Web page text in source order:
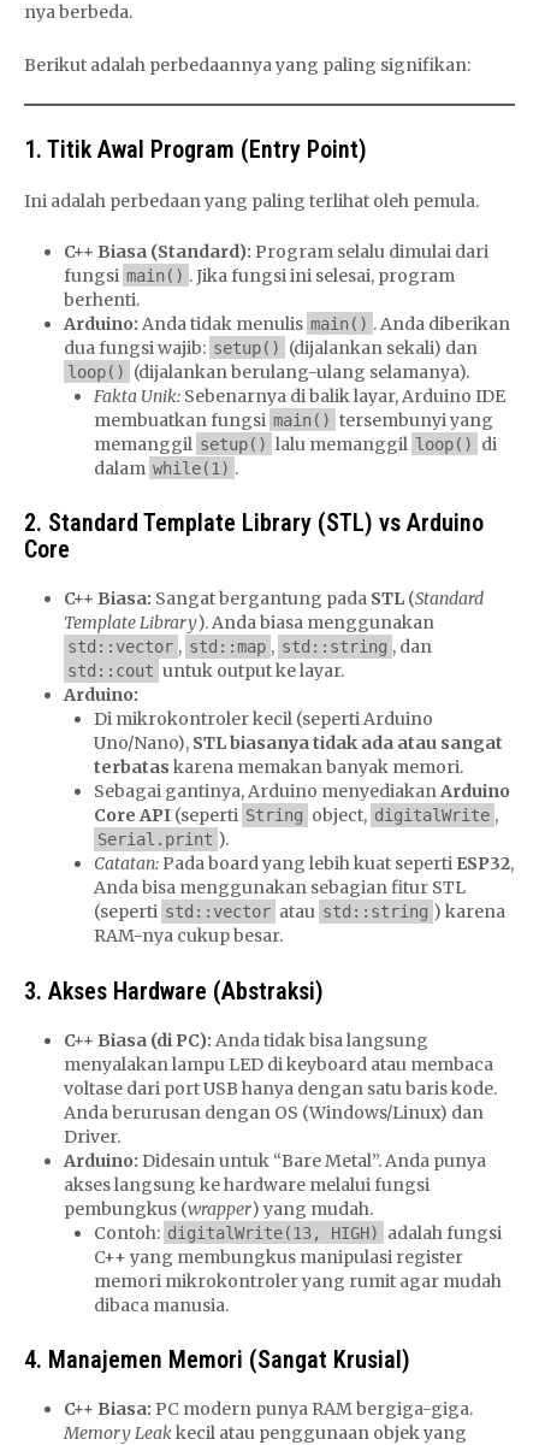
nya berbeda.
Berikut adalah perbedaannya yang paling signifikan:
1. Titik Awal Program (Entry Point)
Ini adalah perbedaan yang paling terlihat oleh pemula.
C++ Biasa (Standard): Program selalu dimulai dari
fungsi main() . Jika fungsi ini selesai, program
berhenti.
Arduino: Anda tidak menulis main() . Anda diberikan
dua fungsi wajib: setup() (dijalankan sekali) dan
loop()
(dijalankan berulang-ulang selamanya).
Fakta Unik:Sebenarnya di balik layar, Arduino IDE
membuatkan fungsi main() tersembunyi yang
memanggil setup() lalu memanggil loop()
di
dalam while(1) .
2. Standard Template Library (STL) vs Arduino
Core
C++ Biasa: Sangat bergantung pada STL(Standard
Template Library). Anda biasa menggunakan
std::vector , std::map , std::string , dan
std::cout untuk output ke layar.
Arduino:
Di mikrokontroler kecil (seperti Arduino
Uno/Nano), STL biasanya tidak ada atau sangat
terbatas karena memakan banyak memori.
Sebagai gantinya, Arduino menyediakanArduino
Core API(seperti String object, digitalWrite ,
Serial.print ).
Catatan:Pada board yang lebih kuat seperti ESP32,
Anda bisa menggunakan sebagian fitur STL
(seperti std::vector atau std::string ) karena
RAM-nya cukup besar.
3. Akses Hardware (Abstraksi)
C++ Biasa (di PC): Anda tidak bisa langsung
menyalakan lampu LED di keyboard atau membaca
voltase dari port USB hanya dengan satu baris kode.
Anda berurusan dengan OS (Windows/Linux) dan
Driver.
Arduino: Didesain untuk “Bare Metal”. Anda punya
akses langsung ke hardware melalui fungsi
pembungkus (wrapper) yang mudah.
Contoh: digitalWrite(13, HIGH)
adalah fungsi
C++ yang membungkus manipulasi register
memori mikrokontroler yang rumit agar mudah
dibaca manusia.
4. Manajemen Memori (Sangat Krusial)
C++ Biasa: PC modern punya RAM bergiga-giga.
Memory Leakkecil atau penggunaan objek yang